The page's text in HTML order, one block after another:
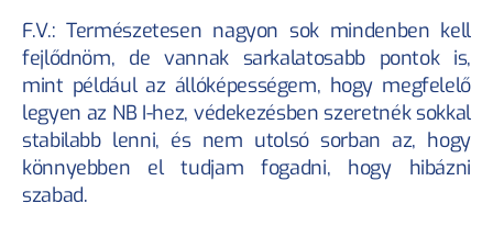
F.V.: Természetesen nagyon sok mindenben kell
fejlődnöm, de vannak sarkalatosabb pontok is,
mint például az állóképességem, hogy megfelelő
legyen az NB I-hez, védekezésben szeretnék sokkal
stabilabb lenni, és nem utolsó sorban az, hogy
könnyebben el tudjam fogadni, hogy hibázni
szabad.